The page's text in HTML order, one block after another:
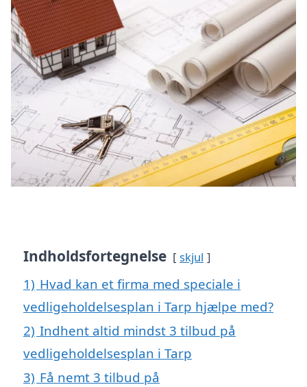
Indholdsfortegnelse skjul
1) Hvad kan et firma med speciale i
vedligeholdelsesplan i Tarp hjælpe med?
2) Indhent altid mindst 3 tilbud på
vedligeholdelsesplan i Tarp
3) Få nemt 3 tilbud på